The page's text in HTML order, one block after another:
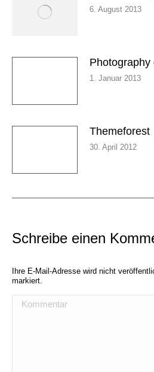
6. August 2013
Photography
1. Januar 2013
Themeforest
30. April 2012
Schreibe einen
Ihre E-Mail-Adresse wird nicht
markiert.
Kommentar